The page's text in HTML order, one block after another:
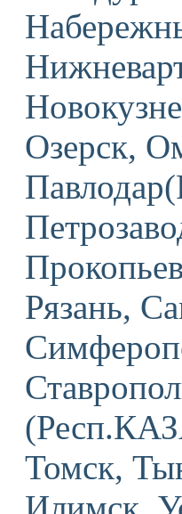
Озерск,
Рязань,
Томск,